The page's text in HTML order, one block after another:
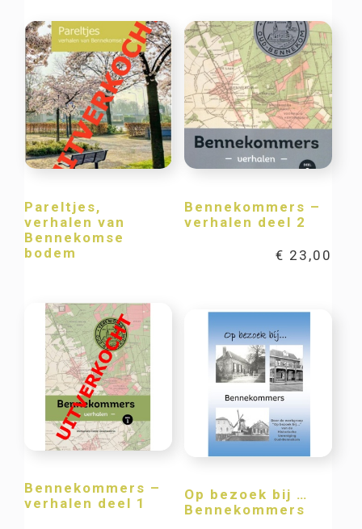
Pareltjes,
verhalen van
Bennekomse
bodem
Bennekommers –
verhalen deel 2
€ 23,00
Bennekommers –
verhalen deel 1
Op bezoek bij …
Bennekommers